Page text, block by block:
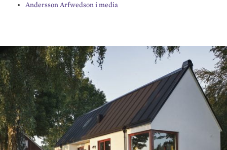
Andersson Arfwedson i media